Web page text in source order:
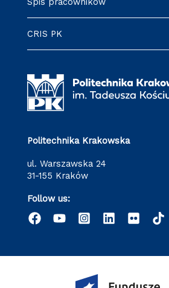
CRIS PK
Politechnika Krakowska
ul. Warszawska 24
31-155 Kraków
Follow us: